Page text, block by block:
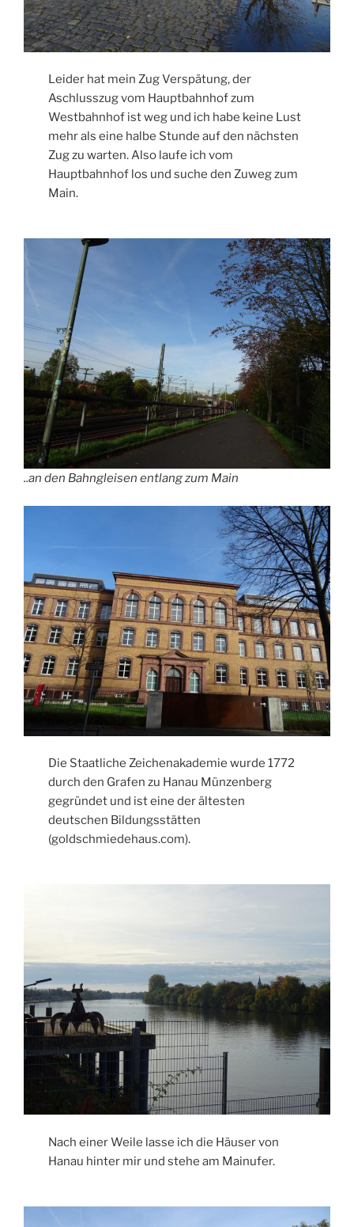
Leider hat mein Zug Verspätung, der
Aschlusszug vom Hauptbahnhof zum
Westbahnhof ist weg und ich habe keine Lust
mehr als eine halbe Stunde auf den nächsten
Zug zu warten. Also laufe ich vom
Hauptbahnhof los und suche den Zuweg zum
Main.
..an den Bahngleisen entlang zum Main
Die Staatliche Zeichenakademie wurde 1772
durch den Grafen zu Hanau Münzenberg
gegründet und ist eine der ältesten
deutschen Bildungsstätten
(goldschmiedehaus.com).
Nach einer Weile lasse ich die Häuser von
Hanau hinter mir und stehe am Mainufer.